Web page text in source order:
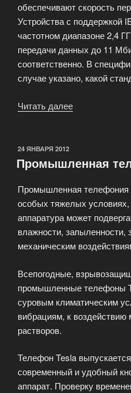
обеспечивают скорость
Устройства с поддержкой
частотном диапазоне 2,4
передачи данных до 11
соответственно. В
случае указано, какой
Читать далее
Интернет»
ОПУБЛИКОВАНО
24 ЯНВАРЯ 2012
Промышленная
Промышленная телефония
особых тяжелых условиях,
аппаратура может
влажности, запыленности,
механическим
Всепогодные,
промышленные телефоны
суровым климатическим
вибрациям, к
растворов.
Телефон Tesla
современный и удобный
аппарат. Проверку